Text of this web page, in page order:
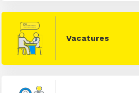
Vacatures